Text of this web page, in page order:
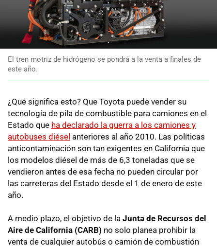
El tren motriz de hidrógeno se pondrá a la venta a finales de
este año.
¿Qué significa esto? Que Toyota puede vender su
tecnología de pila de combustible para camiones en el
Estado que ha declarado la guerra a los camiones y
autobuses diésel anteriores al año 2010. Las políticas
anticontaminación son tan exigentes en California que
los modelos diésel de más de 6,3 toneladas que se
vendieron antes de esa fecha no pueden circular por
las carreteras del Estado desde el 1 de enero de este
año.
A medio plazo, el objetivo de la Junta de Recursos del
Aire de California (CARB) no solo planea prohibir la
venta de cualquier autobús o camión de combustión